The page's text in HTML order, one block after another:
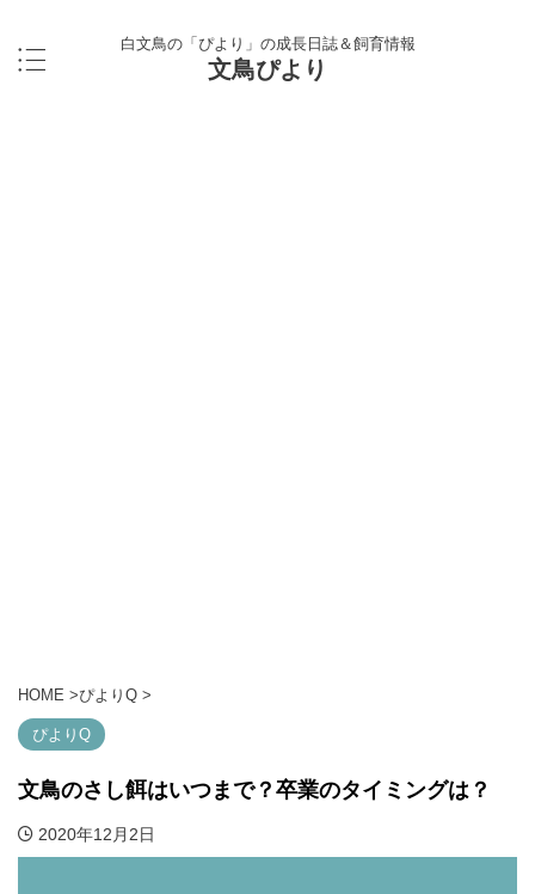
白文鳥の「ぴより」の成長日誌＆飼育情報
文鳥ぴより
HOME >ぴよりQ >
ぴよりQ
文鳥のさし餌はいつまで？卒業のタイミングは？
2020年12月2日